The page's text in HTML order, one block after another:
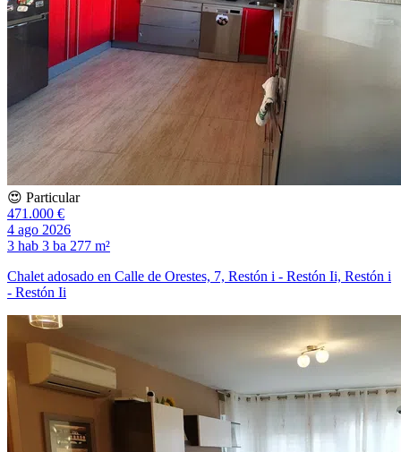
😍 Particular
471.000 €
4 ago 2026
3 hab 3 ba 277 m²
Chalet adosado en Calle de Orestes, 7, Restón i - Restón Ii, Restón i
- Restón Ii